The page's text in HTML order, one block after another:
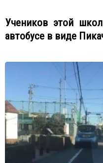
Учеников этой
автобусе в виде